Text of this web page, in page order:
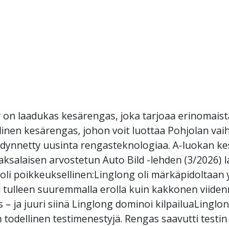
laadukas kesärengas, joka tarjoaa
kesärengas, johon voit luottaa Pohjolan
uusinta rengasteknologiaa. A-luokan
arvostetun Auto Bild -lehden (3/
poikkeuksellinen:Linglong oli
suuremmalla erolla kuin kakkonen
ja juuri siinä Linglong dominoi
todellinen testimenestyjä. Rengas saavutti